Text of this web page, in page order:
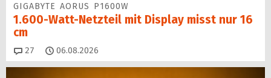
GIGABYTE AORUS P1600W
1.600-Watt-Netzteil mit Display misst nur 16
cm
27 Kommentare
06.08.2026